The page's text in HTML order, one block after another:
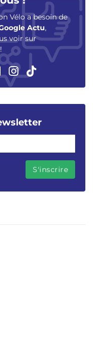
Vélo a besoin de
Actu,
voir sur